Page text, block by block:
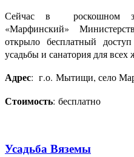
Сейчас в роскошном
«Марфинский»
открыло бесплатный
усадьбы и санатория для
Адрес: г.о. Мытищи, село
Стоимость: бесплатно
Усадьба Вяземы